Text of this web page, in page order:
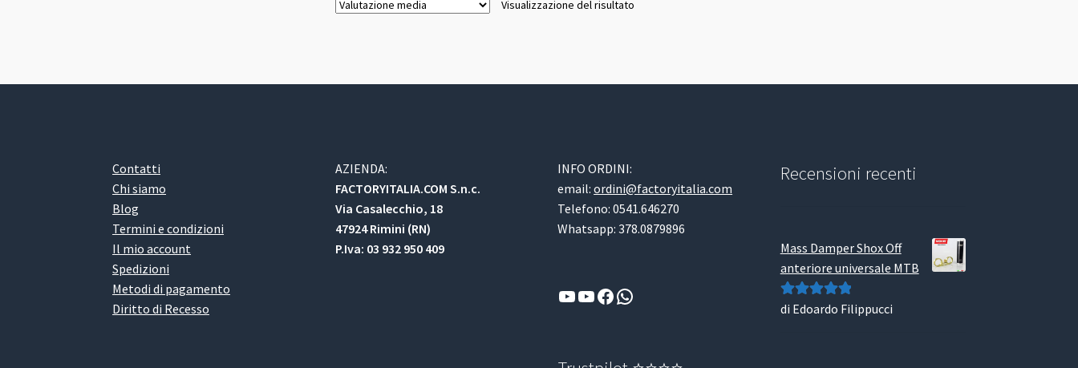
Visualizzazione del risultato
Contatti
Chi siamo
Blog
Termini e condizioni
Il mio account
Spedizioni
Metodi di pagamento
Diritto di Recesso
AZIENDA:
FACTORYITALIA.COM S.n.c.
Via Casalecchio, 18
47924 Rimini (RN)
P.Iva: 03 932 950 409
INFO ORDINI:
email:ordini@factoryitalia.com
Telefono: 0541.646270
Whatsapp: 378.0879896
YouTube
YouTube
Facebook
WhatsApp
Recensioni recenti
Mass Damper Shox Off
anteriore universale MTB
Valutato5su
di Edoardo Filippucci